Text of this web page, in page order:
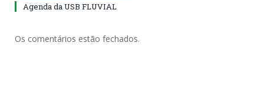
Agenda da USB FLUVIAL
Os comentários estão fechados.